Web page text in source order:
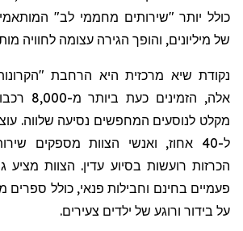
כולל יותר "שירותים מחממי לב"
של מיליונים, והופך הגירה עצומה לחוויה
נקודת שיא מרכזית היא הרחבת
אלה,
מקלט לנוסעים המחפשים נסיעה שלווה.
ל-40 אחוז, ואנשי הצוות מספקים
הכרזות רועשות בסיוע עדין. הצוות מציע
פעמיים בחינם וחבילות פנאי, כולל ספרים
על בידור ורוגע של ילדים צעירים.